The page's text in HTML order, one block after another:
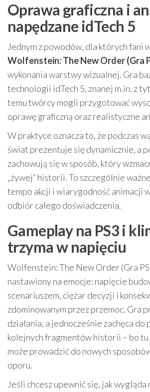
Oprawa graficzna i
napędzane idTech 5
Jednym z powodów, dla których fani
Wolfenstein: The New Order (Gra
wykonania warstwy wizualnej. Gra
technologii idTech 5, znanej m.in. z
temu twórcy mogli przygotować
oprawę graficzną oraz realistyczne
W praktyce oznacza to, że podczas
świat prezentuje się dynamicznie, a
zachowują się w sposób, który
„żywej” historii. To szczególnie
tempo akcji i wiarygodność animacji
odbiór całego doświadczenia.
Gameplay na PS3 i
trzyma w napięciu
Wolfenstein: The New Order (Gra
nastawiony na emocje: napięcie
scenariuszem, ciężar decyzji i
zdominowanym przez przemoc. Gra
działania, a jednocześnie zachęca do
kolejnych fragmentów historii – bo
może prowadzić do nowych
oporu.
Jeśli chcesz upewnić się, jak